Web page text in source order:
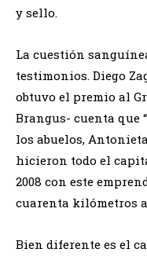
y sello.
La cuestión
testimonios. Diego
obtuvo el premio al
Brangus- cuenta que
los abuelos,
hicieron todo el
2008 con este
cuarenta kilómetros
Bien diferente es el